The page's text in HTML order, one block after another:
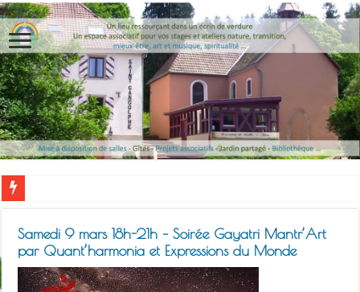
Samedi 9 mars 18h-21h – Soirée Gayatri Mantr’Art
par Quant’harmonia et Expressions du Monde